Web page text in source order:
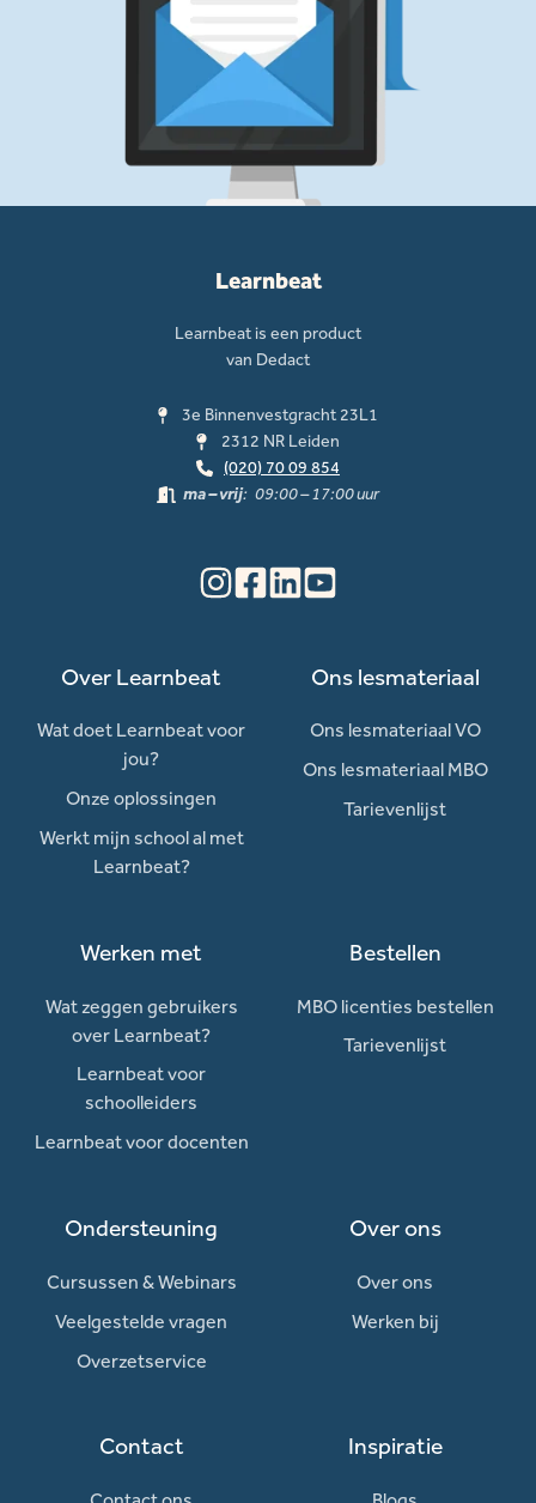
Learnbeat
Learnbeat is een product
van Dedact
3e Binnenvestgracht 23L1
2312 NR Leiden
(020) 70 09 854
ma – vrij: 09:00 – 17:00 uur
Over Learnbeat
Wat doet Learnbeat voor
jou?
Onze oplossingen
Werkt mijn school al met
Learnbeat?
Ons lesmateriaal
Ons lesmateriaal VO
Ons lesmateriaal MBO
Tarievenlijst
Werken met
Wat zeggen gebruikers
over Learnbeat?
Learnbeat voor
schoolleiders
Learnbeat voor docenten
Bestellen
MBO licenties bestellen
Tarievenlijst
Ondersteuning
Cursussen & Webinars
Veelgestelde vragen
Overzetservice
Over ons
Over ons
Werken bij
Contact Inspiratie